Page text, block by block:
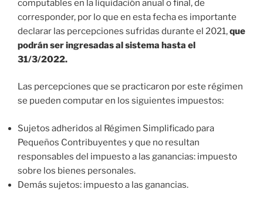
computables en la liquidación anual o final, de
corresponder, por lo que en esta fecha es importante
declarar las percepciones sufridas durante el 2021,que
podrán ser ingresadas al sistema hasta el
31/3/2022.
Las percepciones que se practicaron por este régimen
se pueden computar en los siguientes impuestos:
Sujetos adheridos al Régimen Simplificado para
Pequeños Contribuyentes y que no resultan
responsables del impuesto a las ganancias: impuesto
sobre los bienes personales.
Demás sujetos: impuesto a las ganancias.